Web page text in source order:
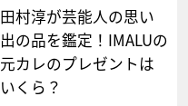
田村淳が芸能人の思い
出の品を鑑定！IMALUの
元カレのプレゼントは
いくら？